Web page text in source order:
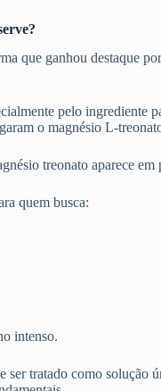
que ganhou destaque
pelo ingrediente
o magnésio L-
treonato aparece
quem busca:
intenso.
ser tratado como solução